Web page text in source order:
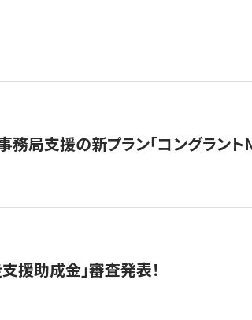
務局支援の新プラン「コングラント
援助成金」審査発表！